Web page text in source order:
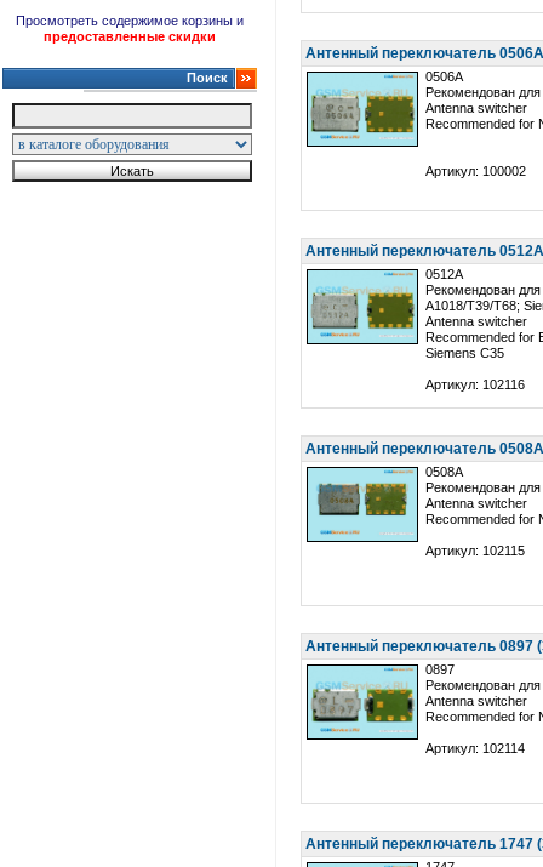
Просмотреть содержимое корзины и
предоставленные скидки
Поиск
Антенный переключатель
0506A
Рекомендован
Antenna switcher
Recommended for
Артикул: 100002
Антенный переключатель
0512A
Рекомендован
A1018/T39/T68;
Antenna switcher
Recommended for
Siemens C35
Артикул: 102116
Антенный переключатель
0508A
Рекомендован
Antenna switcher
Recommended for
Артикул: 102115
Антенный переключатель 0897
0897
Рекомендован
Antenna switcher
Recommended for
Артикул: 102114
Антенный переключатель 1747